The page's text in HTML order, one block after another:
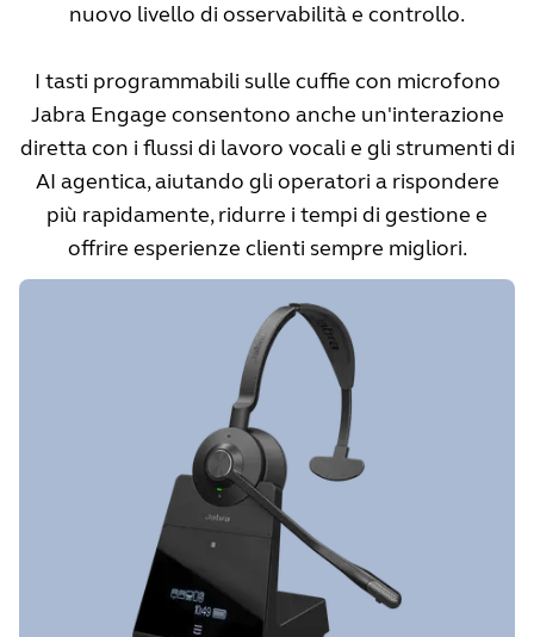
nuovo livello di osservabilità e controllo.
I tasti programmabili sulle cuffie con microfono
Jabra Engage consentono anche un'interazione
diretta con i flussi di lavoro vocali e gli strumenti di
AI agentica, aiutando gli operatori a rispondere
più rapidamente, ridurre i tempi di gestione e
offrire esperienze clienti sempre migliori.